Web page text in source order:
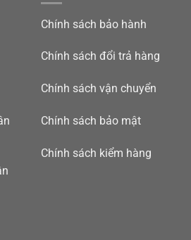
Chính sách bảo hành
Chính sách đổi trả hàng
Chính sách vận chuyển
Chính sách bảo mật
Chính sách kiểm hàng